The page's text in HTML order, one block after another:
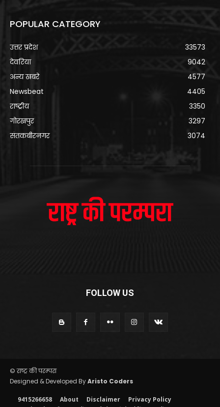
POPULAR CATEGORY
उत्तर प्रदेश
33573
देवरिया
9042
अन्य खबरे
4577
Newsbeat
4405
राष्ट्रीय
3350
गोरखपुर
3297
संतकबीरनगर
3074
FOLLOW US
© राष्ट्र की परम्परा
Designed & Developed ByAristo Coders
9415266658 About Disclaimer
Privacy Policy